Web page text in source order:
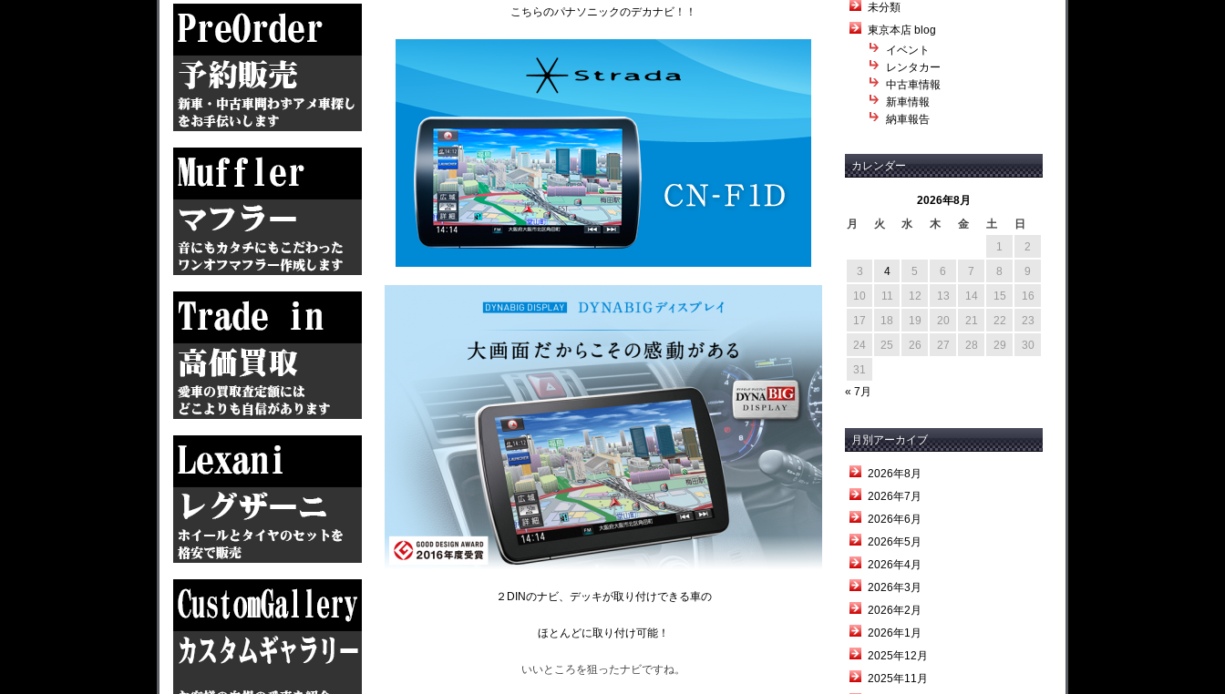
こちらのパナソニックのデカナビ！！
２DINのナビ、デッキが取り付けできる車の
ほとんどに取り付け可能！
いいところを狙ったナビですね。
未分類
東京本店 blog
イベント
レンタカー
中古車情報
新車情報
納車報告
カレンダー
2026年8月
月
火 水 木 金 土
日
1
2
3
4 5 6 7 8
9
10
11 12 13 14 15
16
17
18 19 20 21 22
23
24
25 26 27 28 29
30
31
« 7月
月別アーカイブ
2026年8月
2026年7月
2026年6月
2026年5月
2026年4月
2026年3月
2026年2月
2026年1月
2025年12月
2025年11月